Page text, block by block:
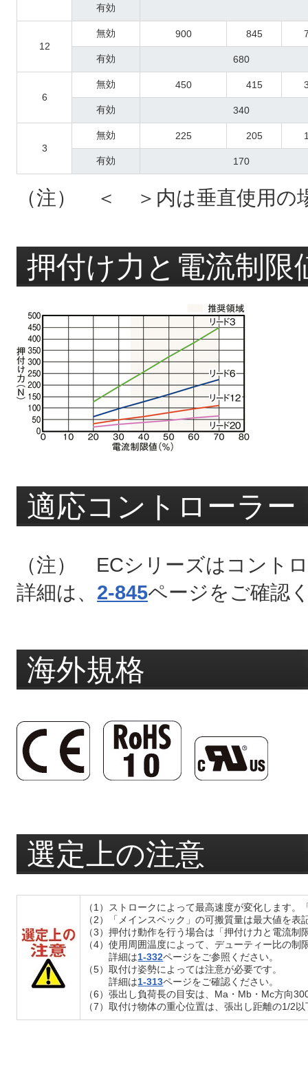
有効
12
無効 900 845
有効 680
6
無効 450 415
有効 340
3
無効 225 205
有効 170
（注） ＜ ＞内は垂直使用の
押付け力と電流制限
適応コントローラー
（注） ECシリーズはコント
詳細は、 2-845ページをご確認
海外規格
選定上の注意
（1）ストロークによって最高速度が変化します
（2）「メインスペック」の可搬質量は最大値を
（3）押付け動作を行う場合は「押付け力と電流
（4）使用周囲温度によって、デューティー比の制
詳細は1-332ページをご参照ください。
（5）取付け姿勢によっては注意が必要です。
詳細は1-313ページをご確認ください。
（6）張出し負荷長の目安は、Ma・Mb・Mc方向
（7）取付け物体の重心位置は、張出し距離の1/2